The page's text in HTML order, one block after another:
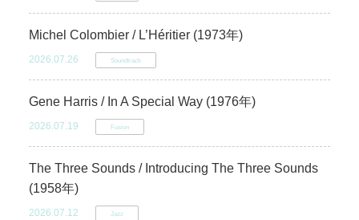
Michel Colombier / L’Héritier (1973年)
2026.07.26 Soundtrack
Gene Harris / In A Special Way (1976年)
2026.07.19 Fusion
The Three Sounds / Introducing The Three Sounds
(1958年)
2026.07.12 Jazz